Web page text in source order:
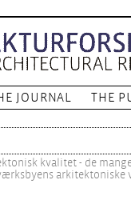
JOURNAL THE
kvalitet - de
arkitektoniske